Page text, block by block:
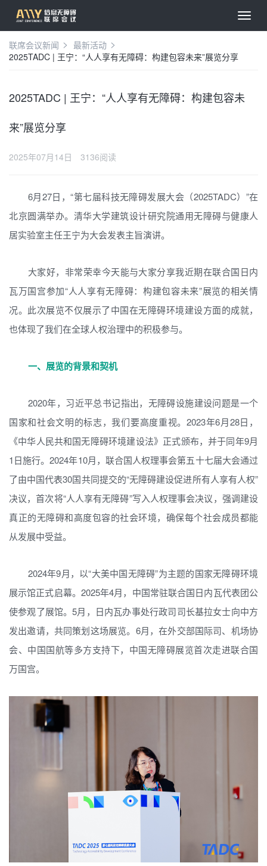
联席会议新闻
最新活动
2025TADC | 王宁：“人人享有无障碍：构建包容未来”展览分享
2025TADC | 王宁：“人人享有无障碍：构建包容未
来”展览分享
2025年07月14日 3136阅读
6月27日，“第七届科技无障碍发展大会（2025TADC）”在
北京圆满举办。清华大学建筑设计研究院通用无障碍与健康人
居实验室主任王宁为大会发表主旨演讲。
大家好，非常荣幸今天能与大家分享我近期在联合国日内
瓦万国宫参加“人人享有无障碍：构建包容未来”展览的相关情
况。此次展览不仅展示了中国在无障碍环境建设方面的成就，
也体现了我们在全球人权治理中的积极参与。
一、展览的背景和契机
2020年，习近平总书记指出，无障碍设施建设问题是一个
国家和社会文明的标志，我们要高度重视。2023年6月28日，
《中华人民共和国无障碍环境建设法》正式颁布，并于同年9月
1日施行。2024年10月，联合国人权理事会第五十七届大会通过
了由中国代表30国共同提交的“无障碍建设促进所有人享有人权”
决议，首次将“人人享有无障碍”写入人权理事会决议，强调建设
真正的无障碍和高度包容的社会环境，确保每个社会成员都能
从发展中受益。
2024年9月，以“大美中国无障碍”为主题的国家无障碍环境
展示馆正式启幕。2025年4月，中国常驻联合国日内瓦代表团公
使参观了展馆。5月，日内瓦办事处行政司司长基拉女士向中方
发出邀请，共同策划这场展览。6月，在外交部国际司、机场协
会、中国国航等多方支持下，中国无障碍展览首次走进联合国
万国宫。